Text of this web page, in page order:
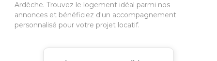
Ardèche. Trouvez le logement idéal parmi nos
annonces et bénéficiez d'un accompagnement
personnalisé pour votre projet locatif.